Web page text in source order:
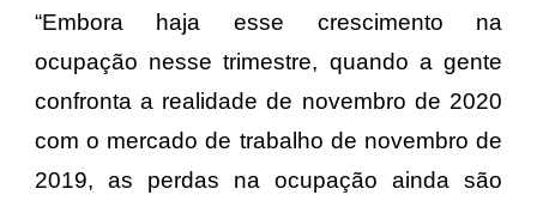
“Embora haja esse crescimento na
ocupação nesse trimestre, quando a gente
confronta a realidade de novembro de 2020
com o mercado de trabalho de novembro de
2019, as perdas na ocupação ainda são